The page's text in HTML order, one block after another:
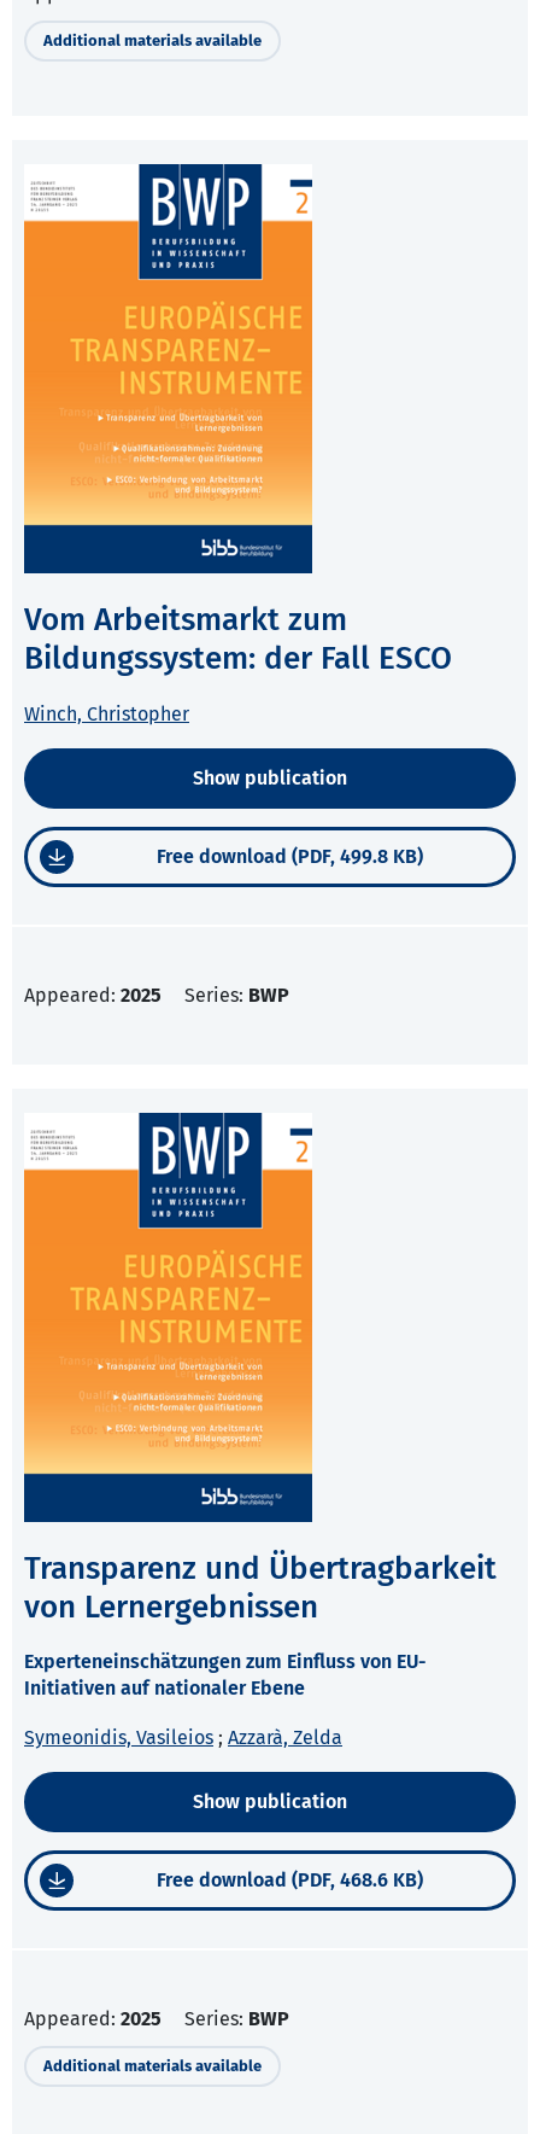
Additional materials available
Vom Arbeitsmarkt zum
Bildungssystem: der Fall ESCO
Winch, Christopher
Show publication
Free download (PDF, 499.8 KB)
Appeared: 2025 Series: BWP
Transparenz und Übertragbarkeit
von Lernergebnissen
Experteneinschätzungen zum Einfluss von EU-
Initiativen auf nationaler Ebene
Symeonidis, Vasileios ; Azzarà, Zelda
Show publication
Free download (PDF, 468.6 KB)
Appeared: 2025 Series: BWP
Additional materials available